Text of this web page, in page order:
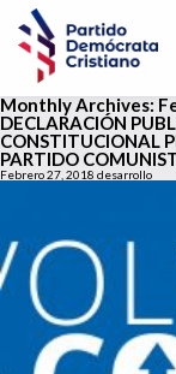
Monthly Archives:
DECLARACIÓN
CONSTITUCIONAL
PARTIDO
Febrero 27, 2018 desarrollo